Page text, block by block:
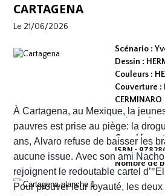
CARTAGENA
Le 21/06/2026
Scénario :
Dessin :
Couleurs :
Couverture :
CERMINARO
Dépot légal :
Editeur :
Grand format
ISBN :
Nombre de
À Cartagena, au Mexique, la
pauvres est prise au piège: la
ans, Alvaro refuse de baisser les
aucune issue. Avec son ami
rejoignent le redoutable cartel d’"
Pour prouver leur loyauté, les